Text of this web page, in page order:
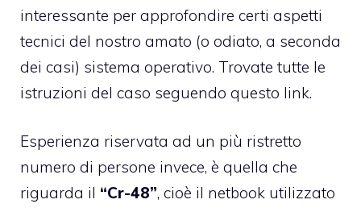
interessante per approfondire certi aspetti
tecnici del nostro amato (o odiato, a seconda
dei casi) sistema operativo. Trovate tutte le
istruzioni del caso seguendo questo link.
Esperienza riservata ad un più ristretto
numero di persone invece, è quella che
riguarda il “Cr-48”, cioè il netbook utilizzato